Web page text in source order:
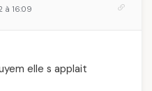
à 16:09
elle s applait